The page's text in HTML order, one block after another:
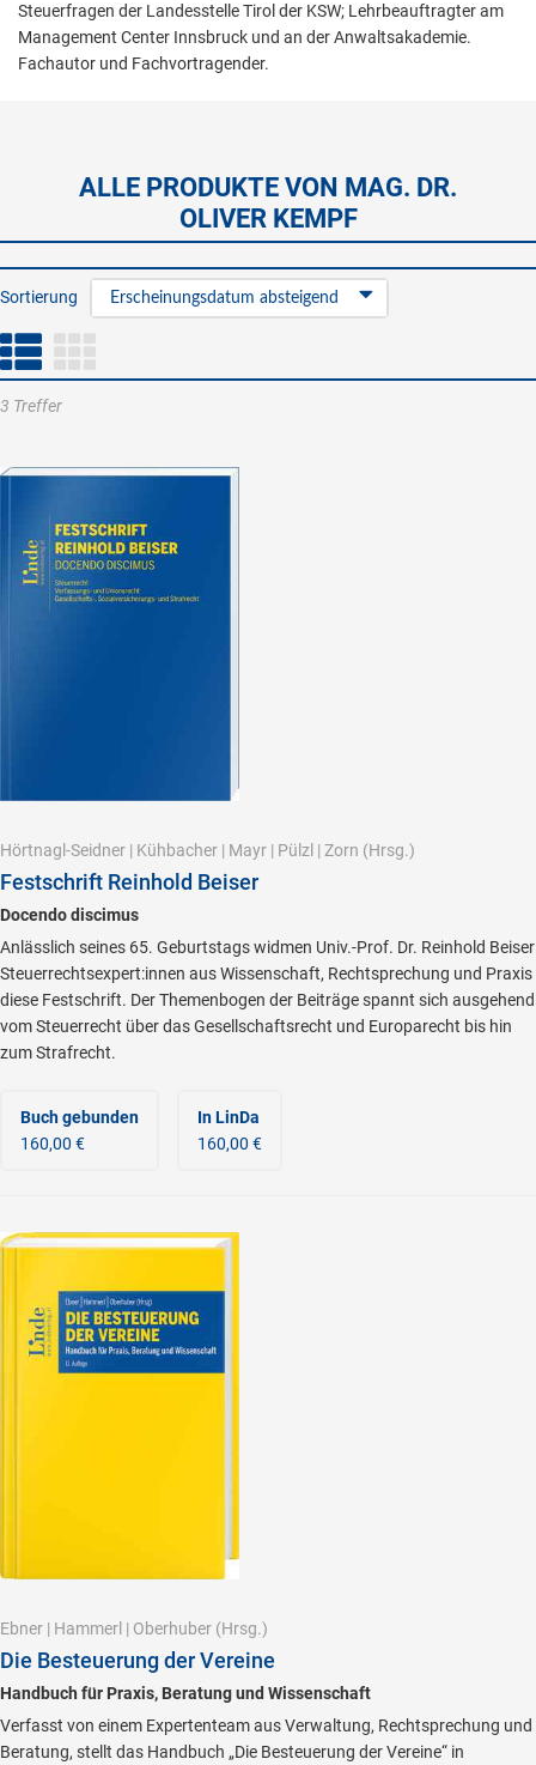
Steuerfragen der Landesstelle Tirol der KSW; Lehrbeauftragter am
Management Center Innsbruck und an der Anwaltsakademie.
Fachautor und Fachvortragender.
ALLE PRODUKTE VON MAG. DR.
OLIVER KEMPF
Sortierung Erscheinungsdatum absteigend
3 Treffer
Hörtnagl-Seidner | Kühbacher | Mayr | Pülzl | Zorn (Hrsg.)
Festschrift Reinhold Beiser
Docendo discimus
Anlässlich seines 65. Geburtstags widmen Univ.-Prof. Dr. Reinhold Beiser
Steuerrechtsexpert:innen aus Wissenschaft, Rechtsprechung und Praxis
diese Festschrift. Der Themenbogen der Beiträge spannt sich ausgehend
vom Steuerrecht über das Gesellschaftsrecht und Europarecht bis hin
zum Strafrecht.
Buch gebunden
160,00 €
In LinDa
160,00 €
Ebner | Hammerl | Oberhuber (Hrsg.)
Die Besteuerung der Vereine
Handbuch für Praxis, Beratung und Wissenschaft
Verfasst von einem Expertenteam aus Verwaltung, Rechtsprechung und
Beratung, stellt das Handbuch „Die Besteuerung der Vereine“ in